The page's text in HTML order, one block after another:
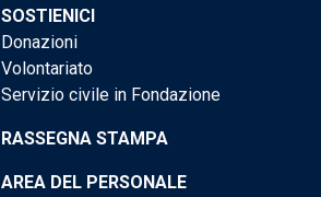
SOSTIENICI
Donazioni
Volontariato
Servizio civile in Fondazione
RASSEGNA STAMPA
AREA DEL PERSONALE